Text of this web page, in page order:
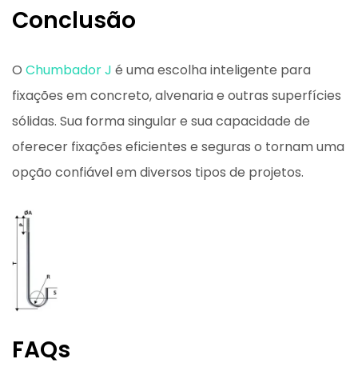
Conclusão
O Chumbador J é uma escolha inteligente para
fixações em concreto, alvenaria e outras superfícies
sólidas. Sua forma singular e sua capacidade de
oferecer fixações eficientes e seguras o tornam uma
opção confiável em diversos tipos de projetos.
FAQs